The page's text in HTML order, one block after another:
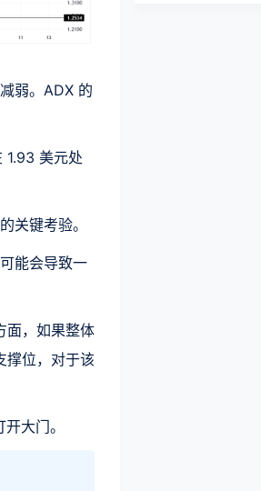
弱。ADX 的
1.93 美元处
关键考验。
能会导致一
面，如果整体
撑位，对于该
大门。